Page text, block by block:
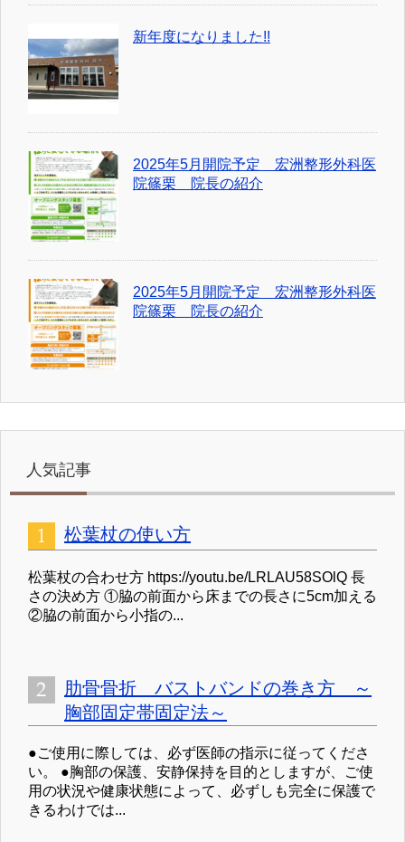
新年度になりました!!
2025年5月開院予定 宏洲整形外科医
院篠栗 院長の紹介
2025年5月開院予定 宏洲整形外科医
院篠栗 院長の紹介
人気記事
松葉杖の使い方
松葉杖の合わせ方 https://youtu.be/LRLAU58SOlQ 長
さの決め方 ①脇の前面から床までの長さに5cm加える
②脇の前面から小指の...
肋骨骨折 バストバンドの巻き方 ～
胸部固定帯固定法～
●ご使用に際しては、必ず医師の指示に従ってくださ
い。 ●胸部の保護、安静保持を目的としますが、ご使
用の状況や健康状態によって、必ずしも完全に保護で
きるわけでは...